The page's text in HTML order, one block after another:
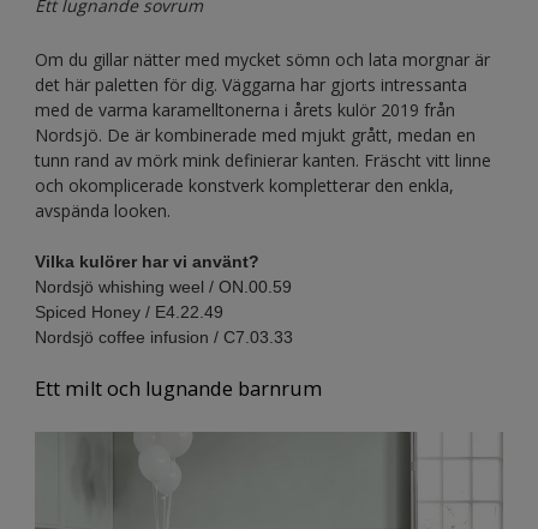
Ett lugnande sovrum
Om du gillar nätter med mycket sömn och lata morgnar är
det här paletten för dig. Väggarna har gjorts intressanta
med de varma karamelltonerna i årets kulör 2019 från
Nordsjö. De är kombinerade med mjukt grått, medan en
tunn rand av mörk mink definierar kanten. Fräscht vitt linne
och okomplicerade konstverk kompletterar den enkla,
avspända looken.
Vilka kulörer har vi använt?
Nordsjö whishing weel / ON.00.59
Spiced Honey / E4.22.49
Nordsjö coffee infusion / C7.03.33
Ett milt och lugnande barnrum